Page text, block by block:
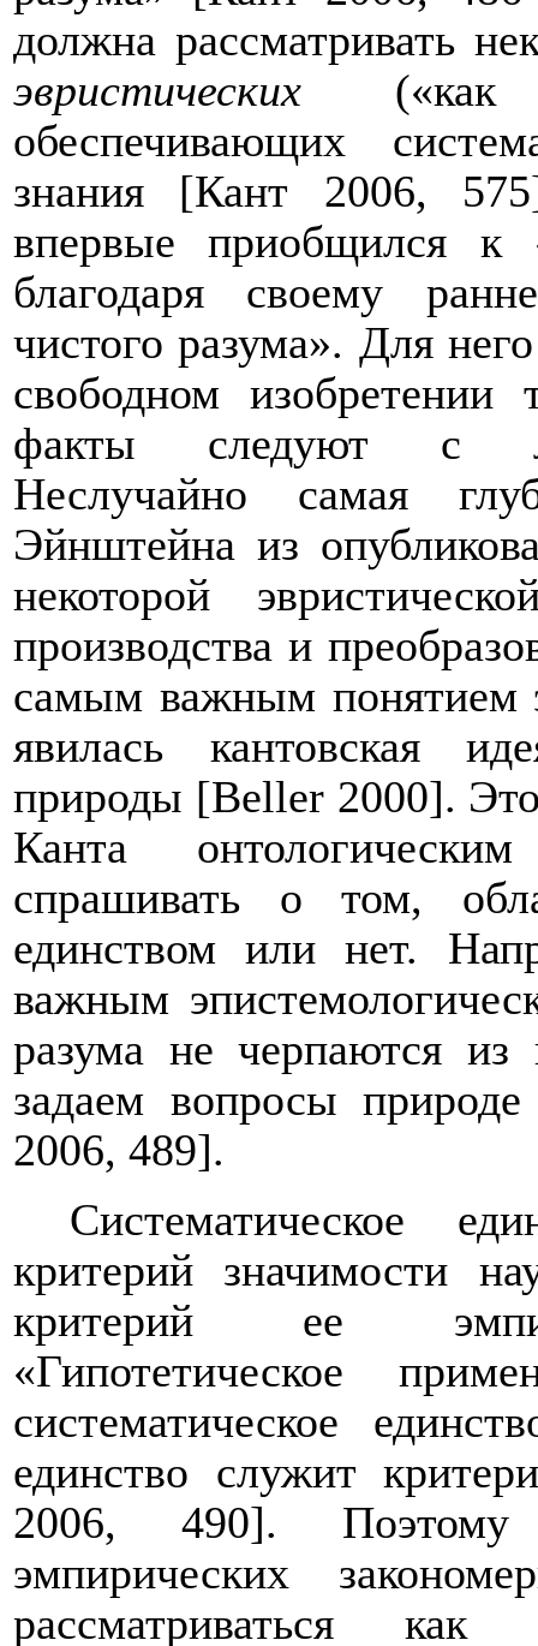
должна рассматривать
эвристических («как
обеспечивающих
знания [Кант 2006,
впервые приобщился к
благодаря своему
чистого разума». Для
свободном изобретении
факты следуют с
Неслучайно самая
Эйнштейна из
некоторой
производства и
самым важным понятием
явилась кантовская
природы [Beller2000]. Это
Канта
спрашивать о том,
единством или нет.
важным
разума не черпаются
задаем вопросы
2006, 489].
Систематическое
критерий значимости
критерий ее
«Гипотетическое
систематическое
единство служит
2006, 490]. Поэтому
эмпирических
рассматриваться как